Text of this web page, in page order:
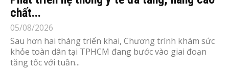
chất...
05/08/2026
Sau hơn hai tháng triển khai, Chương trình khám sức
khỏe toàn dân tại TPHCM đang bước vào giai đoạn
tăng tốc với tuần...